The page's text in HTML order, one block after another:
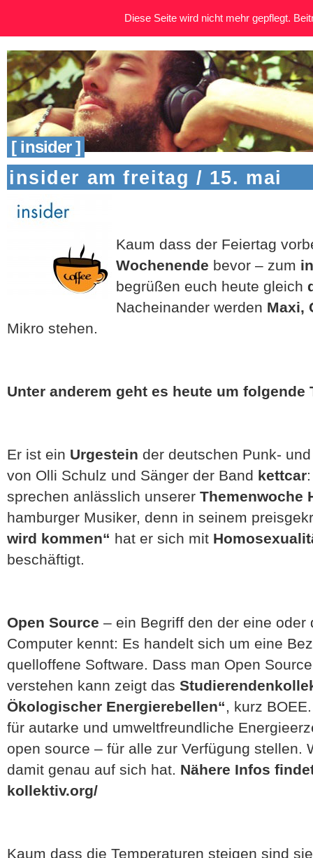
[ insider ]
insider am freitag / 15. mai
Kaum dass der Feiertag
Wochenende bevor – zum
begrüßen euch heute gleich
Nacheinander werden Maxi,
Mikro stehen.
Unter anderem geht es heute um folgende
Er ist ein Urgestein der deutschen Punk-
von Olli Schulz und Sänger der Band kettcar:
sprechen anlässlich unserer Themenwoche
hamburger Musiker, denn in seinem
wird kommen“ hat er sich mit
beschäftigt.
Open Source – ein Begriff den der eine
Computer kennt: Es handelt sich um eine
quelloffene Software. Dass man Open
verstehen kann zeigt das
Ökologischer Energierebellen“, kurz
für autarke und umweltfreundliche
open source – für alle zur Verfügung stellen.
damit genau auf sich hat. Nähere Infos
kollektiv.org/
Kaum dass die Temperaturen steigen sind
Diese Seite wird nicht mehr gepflegt.